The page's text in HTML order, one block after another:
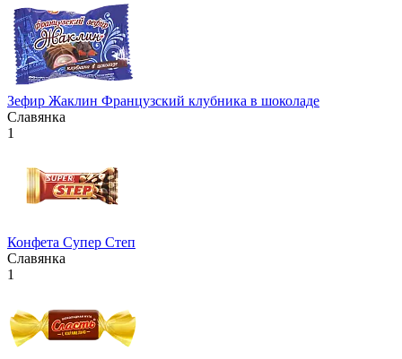
Зефир Жаклин Французский клубника в шоколаде
Славянка
1
Конфета Супер Степ
Славянка
1